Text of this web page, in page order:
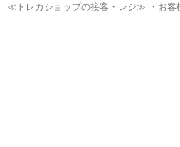
≪トレカショップの接客・レジ≫ ・お客